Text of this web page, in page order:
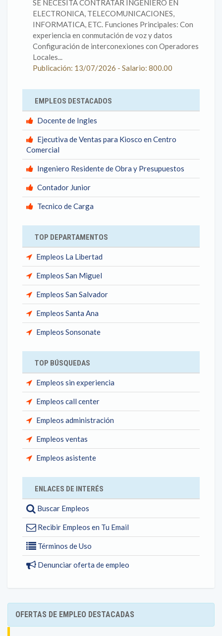
SE NECESITA CONTRATAR INGENIERO EN
ELECTRONICA, TELECOMUNICACIONES,
INFORMATICA, ETC. Funciones Principales: Con
experiencia en conmutación de voz y datos
Configuración de interconexiones con Operadores
Locales...
Publicación: 13/07/2026 - Salario: 800.00
EMPLEOS DESTACADOS
Docente de Ingles
Ejecutiva de Ventas para Kiosco en Centro
Comercial
Ingeniero Residente de Obra y Presupuestos
Contador Junior
Tecnico de Carga
TOP DEPARTAMENTOS
Empleos La Libertad
Empleos San Miguel
Empleos San Salvador
Empleos Santa Ana
Empleos Sonsonate
TOP BÚSQUEDAS
Empleos sin experiencia
Empleos call center
Empleos administración
Empleos ventas
Empleos asistente
ENLACES DE INTERÉS
Buscar Empleos
Recibir Empleos en Tu Email
Términos de Uso
Denunciar oferta de empleo
OFERTAS DE EMPLEO DESTACADAS